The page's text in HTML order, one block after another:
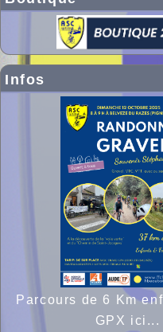
Infos
Parcours de 6 Km
GPX ici...